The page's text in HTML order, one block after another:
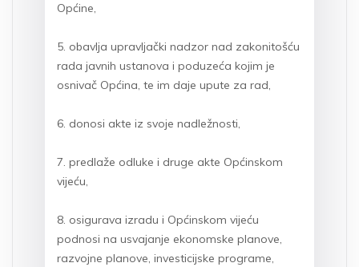
Općine,
5. obavlja upravljački nadzor nad zakonitošću
rada javnih ustanova i poduzeća kojim je
osnivač Općina, te im daje upute za rad,
6. donosi akte iz svoje nadležnosti,
7. predlaže odluke i druge akte Općinskom
vijeću,
8. osigurava izradu i Općinskom vijeću
podnosi na usvajanje ekonomske planove,
razvojne planove, investicijske programe,